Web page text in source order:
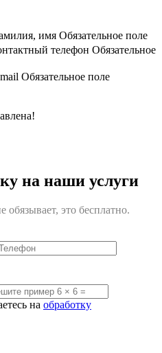
имя Обязательное поле
телефон Обязательное
Обязательное поле
на наши услуги
обязывает, это бесплатно.
на обработку